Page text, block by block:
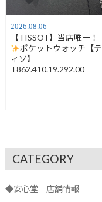
2026.08.06
【TISSOT】当店唯一！
ポケットウォッチ【テ
ィソ】
T862.410.19.292.00
CATEGORY
◆安心堂 店舗情報